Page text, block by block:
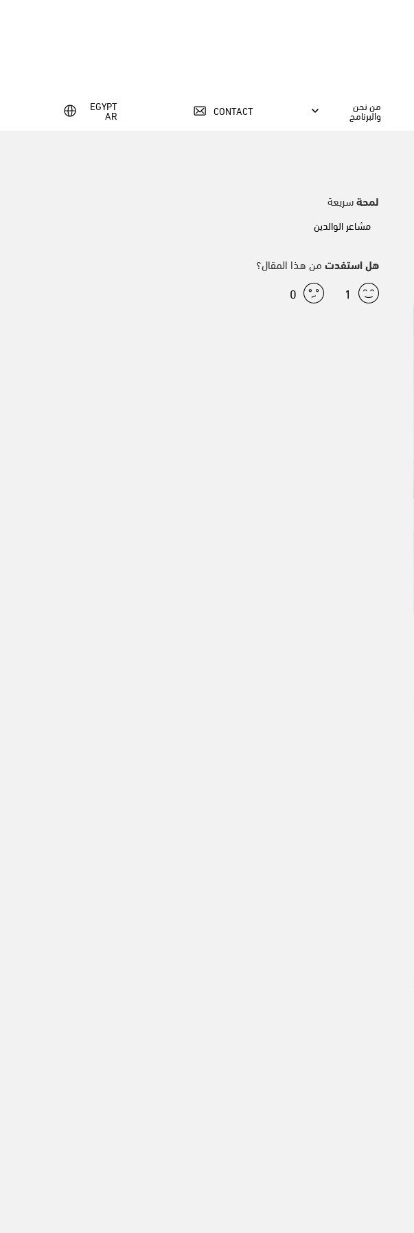
من نحن
والبرنامج CONTACT
EGYPT
AR
لمحةسريعة
مشاعر الوالدين
هل استفدتمن هذا المقال؟
1
0